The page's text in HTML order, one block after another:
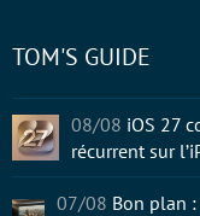
TOM'S GUIDE
08/08 iOS 27
récurrent sur
07/08 Bon plan